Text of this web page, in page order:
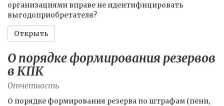
организациями вправе не идентифицировать
выгодоприобретателя?
Открыть
О порядке формирования резервов
в КПК
Отчетность
О порядке формирования резерва по штрафам (пени,